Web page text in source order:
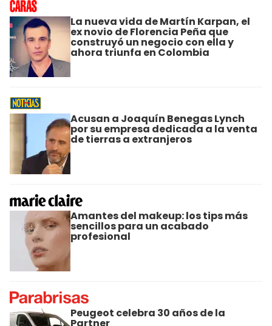
La nueva vida de Martín Karpan, el
ex novio de Florencia Peña que
construyó un negocio con ella y
ahora triunfa en Colombia
Acusan a Joaquín Benegas Lynch
por su empresa dedicada a la venta
de tierras a extranjeros
Amantes del makeup: los tips más
sencillos para un acabado
profesional
Peugeot celebra 30 años de la